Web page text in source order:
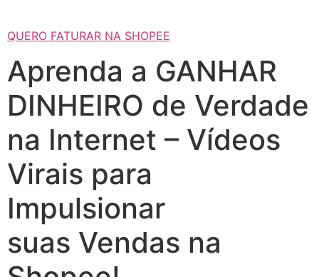
QUERO FATURAR NA SHOPEE
Aprenda a GANHAR
DINHEIRO de Verdade
na Internet – Vídeos
Virais para
Impulsionar
suas Vendas na